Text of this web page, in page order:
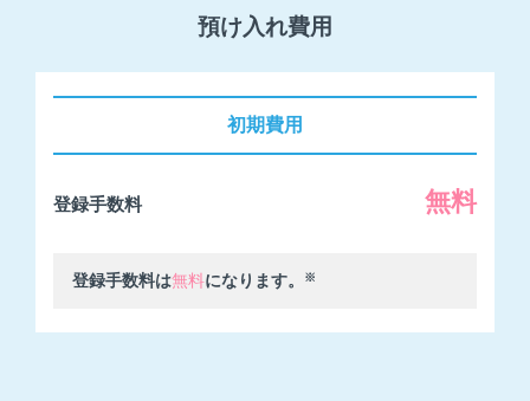
預け入れ費用
初期費用
登録手数料 無料
登録手数料は無料になります。 ※